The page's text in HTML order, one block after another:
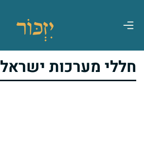
חללי מערכות ישראל